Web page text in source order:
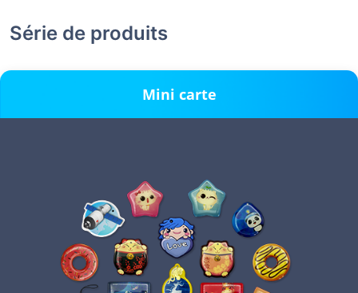
Série de produits
Mini carte